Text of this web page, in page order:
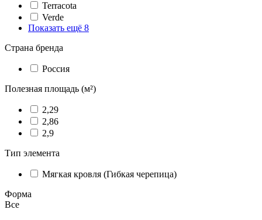
Terracota
Verde
Показать ещё 8
Страна бренда
Россия
Полезная площадь (м²)
2,29
2,86
2,9
Тип элемента
Мягкая кровля (Гибкая черепица)
Форма
Все